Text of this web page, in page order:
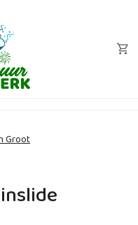
Groot